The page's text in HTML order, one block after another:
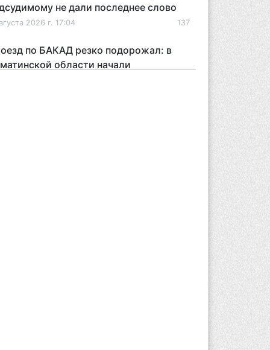
не дали последнее слово
2026 г. 17:04 137
по БАКАД резко подорожал: в
области начали